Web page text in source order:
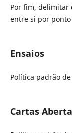
Por fim, delimitar
entre si por
Ensaios
Política padrão
Cartas